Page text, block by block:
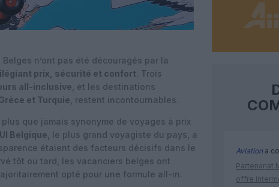
n’ont pas été découragés par la
prix, sécurité et confort. Trois
all-inclusive , et les destinations
et Turquie , restent incontournables.
que jamais synonyme de voyages à prix
Belgique , le plus grand voyagiste du pays, a
étaient des facteurs décisifs dans le
tôt ou tard, les vacanciers belges ont
opté pour une formule all-in.
Aviation a
Partenariat
offre